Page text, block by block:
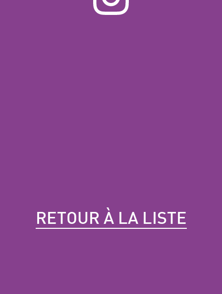
RETOUR À LA LISTE